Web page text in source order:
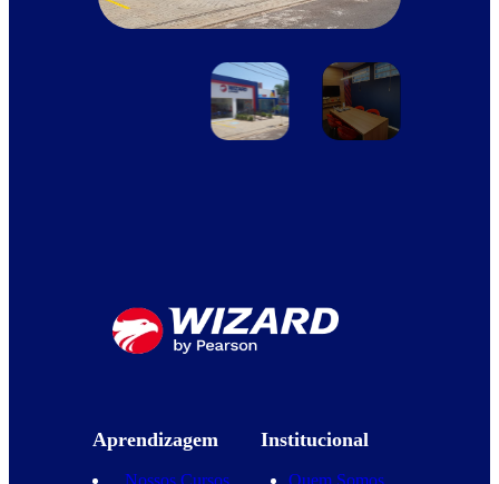
Aprendizagem
Nossos Cursos
Institucional
Quem Somos